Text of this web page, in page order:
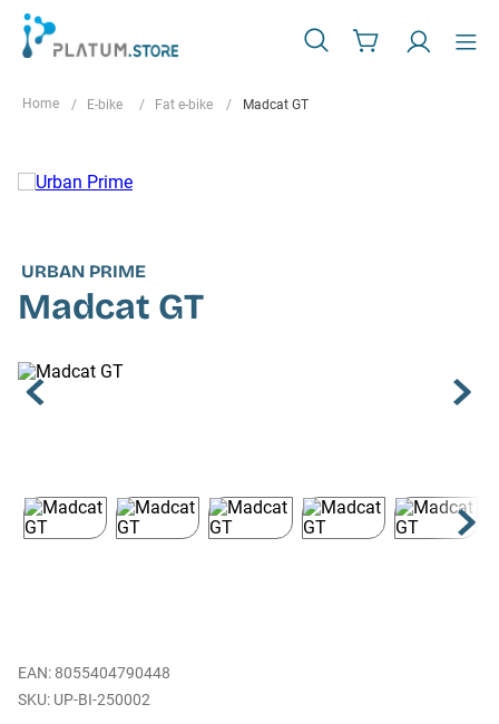
E-bike Fat e-bike Madcat GT
URBAN PRIME
Madcat GT
EAN: 8055404790448
UP-BI-250002